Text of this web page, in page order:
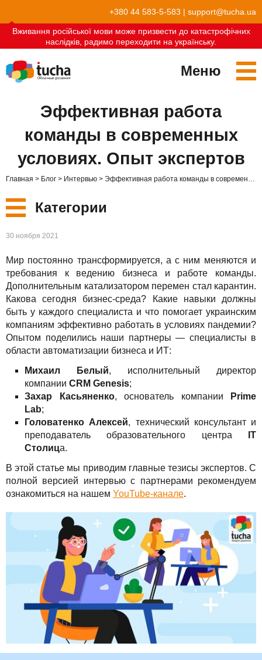
+380 44 583-5-583 | support@tucha.ua
Вживання російської мови може призвести до катастрофічних
наслідків, радимо переходити на українську.
Меню
TuchaBit+
TuchaBackup
TuchaHosting
TuchaSync
Облака для e-commerce
Удаленный офис
Реселінг хостингу
Стать партнёром
Отзывы
Карьера
Контакты
Эффективная работа
команды в современных
условиях. Опыт экспертов
Главная Блог Интервью Эффективная работа команды в современных условиях. Опыт экспертов
Категории
Новые
Сервисы
Решения
Для бизнеса
Техподдержка
Инструкции
FAQ
Интервью
Авторская колонка
События
Акции
30 ноября 2021
Мир постоянно трансформируется, а с ним меняются и
требования к ведению бизнеса и работе команды.
Дополнительным катализатором перемен стал карантин.
Какова сегодня бизнес-среда? Какие навыки должны
быть у каждого специалиста и что помогает украинским
компаниям эффективно работать в условиях пандемии?
Опытом поделились наши партнеры — специалисты в
области автоматизации бизнеса и ИТ:
Михаил Белый, исполнительный директор
компании CRM Genesis;
Захар Касьяненко, основатель компании
Prime
Lab;
Головатенко Алексей, технический консультант и
преподаватель образовательного центра
ІТ
Столица.
В этой статье мы приводим главные тезисы экспертов. С
полной версией интервью с партнерами рекомендуем
ознакомиться на нашем YouTube-канале.